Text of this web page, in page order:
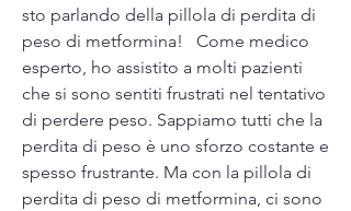
sto parlando della pillola di perdita di
peso di metformina!   Come medico
esperto, ho assistito a molti pazienti
che si sono sentiti frustrati nel tentativo
di perdere peso. Sappiamo tutti che la
perdita di peso è uno sforzo costante e
spesso frustrante. Ma con la pillola di
perdita di peso di metformina, ci sono